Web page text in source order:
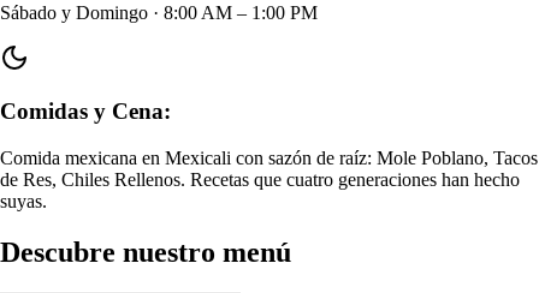
Sábado y Domingo · 8:00 AM – 1:00 PM
Comidas y Cena:
Comida mexicana en Mexicali con sazón de raíz: Mole Poblano, Tacos
de Res, Chiles Rellenos. Recetas que cuatro generaciones han hecho
suyas.
Descubre nuestro menú